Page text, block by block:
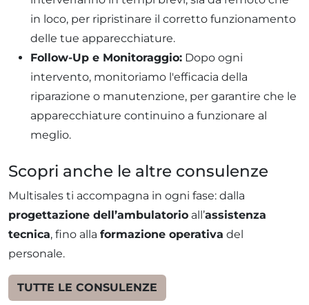
in loco, per ripristinare il corretto funzionamento
delle tue apparecchiature.
Follow-Up e Monitoraggio: Dopo ogni
intervento, monitoriamo l'efficacia della
riparazione o manutenzione, per garantire che le
apparecchiature continuino a funzionare al
meglio.
Scopri anche le altre consulenze
Multisales ti accompagna in ogni fase: dalla
progettazione dell’ambulatorio all’assistenza
tecnica, fino alla formazione operativa del
personale.
TUTTE LE CONSULENZE